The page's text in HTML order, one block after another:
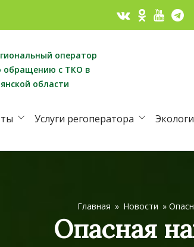
оператор
обращению с ТКО в
области
Услуги регоператора
Главная » Новости »
Опасная